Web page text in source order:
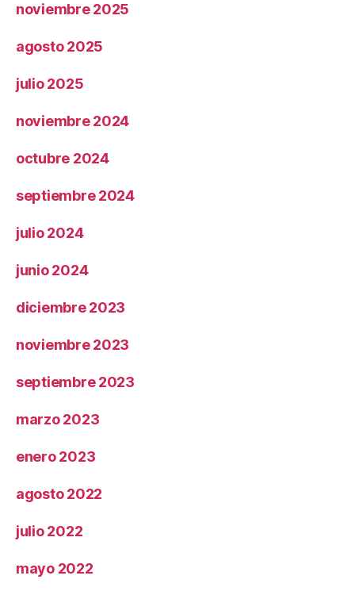
noviembre 2025
agosto 2025
julio 2025
noviembre 2024
octubre 2024
septiembre 2024
julio 2024
junio 2024
diciembre 2023
noviembre 2023
septiembre 2023
marzo 2023
enero 2023
agosto 2022
julio 2022
mayo 2022